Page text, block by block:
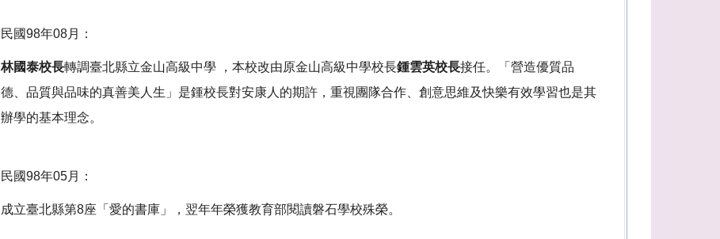
民國98年08月：
林國泰校長轉調臺北縣立金山高級中學 ，本校改由原金山高級中學校長鍾雲英校長接任。「營造優質品
德、品質與品味的真善美人生」是鍾校長對安康人的期許，重視團隊合作、創意思維及快樂有效學習也是其
辦學的基本理念。
民國98年05月：
成立臺北縣第8座「愛的書庫」，翌年年榮獲教育部閱讀磐石學校殊榮。